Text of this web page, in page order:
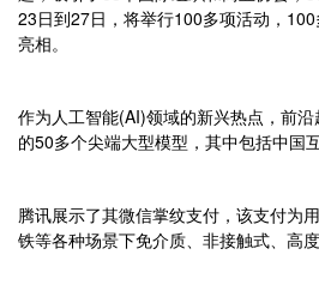
23日到27日，将举行100多项活动，
亮相。
作为人工智能(AI)领域的新兴热点，前
的50多个尖端大型模型，其中包括中国
腾讯展示了其微信掌纹支付，该支付为
铁等各种场景下免介质、非接触式、高